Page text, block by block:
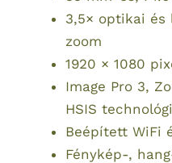
3,5× optikai és
zoom
1920 × 1080
Image Pro 3,
HSIS
Beépített WiFi
Fénykép-,